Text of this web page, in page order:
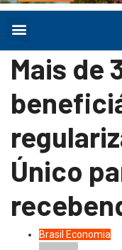
Mais de
Único
Brasil Economia